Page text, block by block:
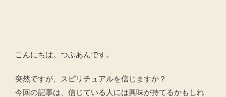
こんにちは。つぶあんです。
突然ですが、スピリチュアルを信じますか？
今回の記事は、信じている人には興味が持てるかもしれ